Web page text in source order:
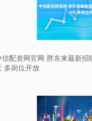
信配资网官网 胖东来最新招
多岗位开放